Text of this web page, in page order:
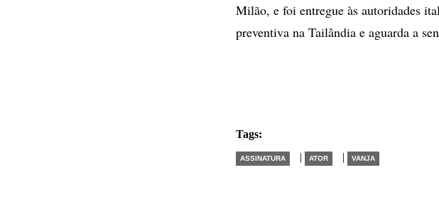
Milão, e foi entregue às autoridades
preventiva na Tailândia e aguarda a
Tags:
ASSINATURA | ATOR | VANJA